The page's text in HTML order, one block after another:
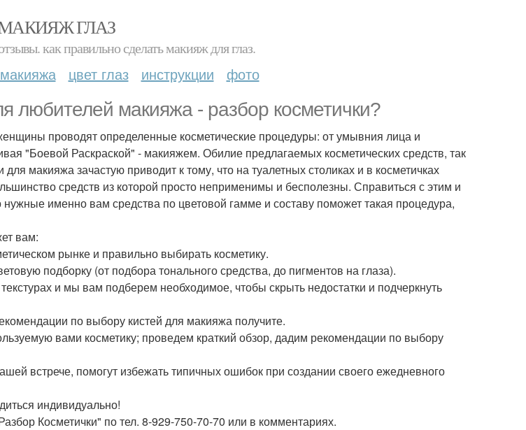
ГЛАЗ
как правильно сделать макияж для глаз.
цвет глаз инструкции фото
любителей макияжа - разбор косметички?
проводят определенные косметические процедуры: от умывния лица и
"Боевой Раскраской" - макияжем. Обилие предлагаемых косметических средств, так
для макияжа зачастую приводит к тому, что на туалетных столиках и в косметичках
средств из которой просто неприменимы и бесполезны. Справиться с этим и
нужные именно вам средства по цветовой гамме и составу поможет такая процедура,
вам:
рынке и правильно выбирать косметику.
подборку (от подбора тонального средства, до пигментов на глаза).
и мы вам подберем необходимое, чтобы скрыть недостатки и подчеркнуть
по выбору кистей для макияжа получите.
вами косметику; проведем краткий обзор, дадим рекомендации по выбору
встрече, помогут избежать типичных ошибок при создании своего ежедневного
индивидуально!
Косметички" по тел. 8-929-750-70-70 или в комментариях.